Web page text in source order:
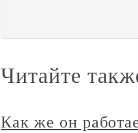
Читайте
Как же он